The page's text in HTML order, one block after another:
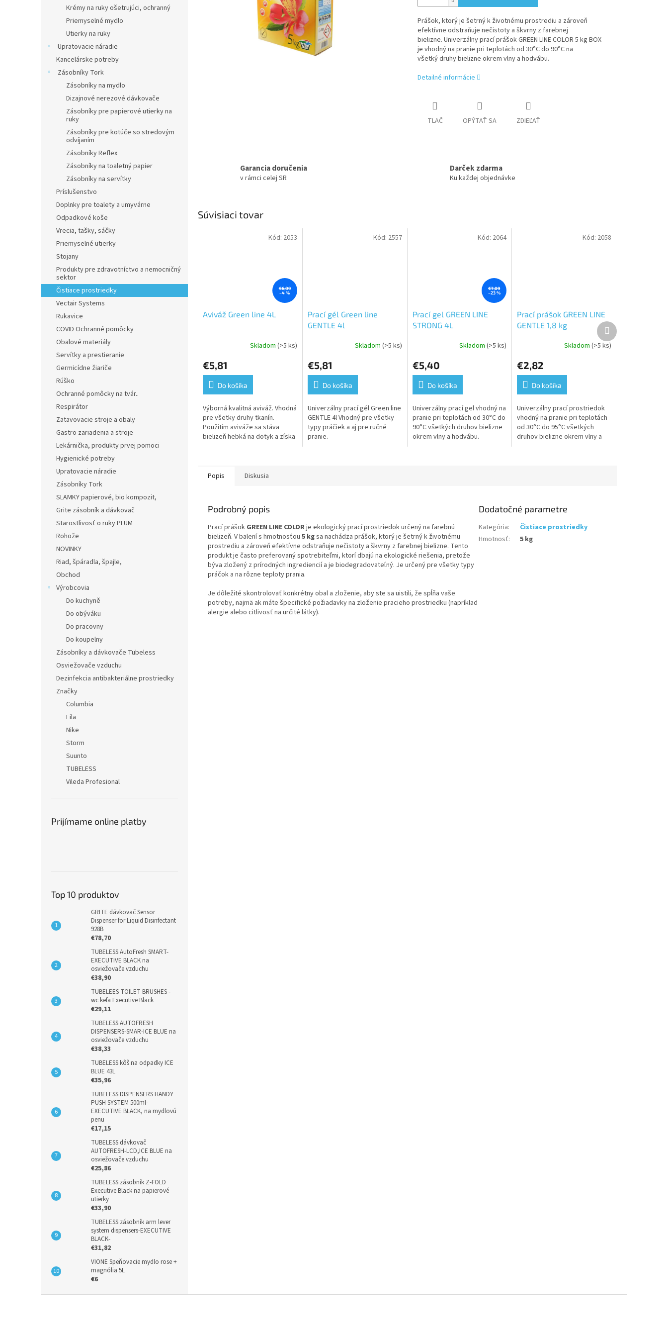
Krémy na ruky ošetrujúci, ochranný
Priemyselné mydlo
Utierky na ruky
Upratovacie náradie
Kancelárske potreby
Zásobníky Tork
Zásobníky na mydlo
Dizajnové nerezové dávkovače
Zásobníky pre papierové utierky na
ruky
Zásobníky pre kotúče so stredovým
odvíjaním
Zásobníky Reflex
Zásobníky na toaletný papier
Zásobníky na servítky
Príslušenstvo
Doplnky pre toalety a umyvárne
Odpadkové koše
Vrecia, tašky, sáčky
Priemyselné utierky
Stojany
Produkty pre zdravotníctvo a nemocničný
sektor
Čistiace prostriedky
Vectair Systems
Rukavice
COVID Ochranné pomôcky
Obalové materiály
Servítky a prestieranie
Germicídne žiariče
Rúško
Ochranné pomôcky na tvár..
Respirátor
Zatavovacie stroje a obaly
Gastro zariadenia a stroje
Lekárnička, produkty prvej pomoci
Hygienické potreby
Upratovacie náradie
Zásobníky Tork
SLAMKY papierové, bio kompozit,
Grite zásobník a dávkovač
Starostlivosť o ruky PLUM
Rohože
NOVINKY
Riad, špáradla, špajle,
Obchod
Výrobcovia
Do kuchyně
Do obýváku
Do pracovny
Do koupelny
Zásobníky a dávkovače Tubeless
Osviežovače vzduchu
Dezinfekcia antibakteriálne prostriedky
Značky
Columbia
Fila
Nike
Storm
Suunto
TUBELESS
Vileda Profesional
Prijímame online platby
Top 10 produktov
GRITE dávkovač Sensor
Dispenser for Liquid Disinfectant
928B
€78,70
TUBELESS AutoFresh SMART-
EXECUTIVE BLACK na
osviežovače vzduchu
€38,90
TUBELEES TOILET BRUSHES -
wc kefa Executive Black
€29,11
TUBELESS AUTOFRESH
DISPENSERS-SMAR-ICE BLUE na
osviežovače vzduchu
€38,33
TUBELESS kôš na odpadky ICE
BLUE 43L
€35,96
TUBELESS DISPENSERS HANDY
PUSH SYSTEM 500ml-
EXECUTIVE BLACK, na mydlovú
penu
€17,15
TUBELESS dávkovač
AUTOFRESH-LCD,ICE BLUE na
osviežovače vzduchu
€25,86
TUBELESS zásobník Z-FOLD
Executive Black na papierové
utierky
€33,90
TUBELESS zásobník arm lever
system dispensers-EXECUTIVE
BLACK-
€31,82
VIONE Speňovacie mydlo rose +
magnólia 5L
€6
Prášok, ktorý je šetrný k životnému prostrediu a zároveň
efektívne odstraňuje nečistoty a škvrny z farebnej
bielizne. Univerzálny prací prášok GREEN LINE COLOR 5 kg BOX
je vhodný na pranie pri teplotách od 30°C do 90°C na
všetký druhy bielizne okrem vlny a hodvábu.
Detailné informácie
TLAČ OPÝTAŤ SA ZDIEĽAŤ
Garancia doručenia
v rámci celej SR
Darček zdarma
Ku každej objednávke
Súvisiaci tovar
€6,09
–4 %
Aviváž Green line 4L
produktu
je
5,0
z
5
hviezdičiek.
Skladom (>5 ks)
€5,81
Do košíka
Výborná kvalitná aviváž. Vhodná
pre všetky druhy tkanín.
Použitím aviváže sa stáva
bielizeň hebká na dotyk a získa
Kód: 2053
Prací gél Green line
GENTLE 4l
Skladom (>5 ks)
€5,81
Do košíka
Univerzálny prací gél Green line
GENTLE 4l Vhodný pre všetky
typy práčiek a aj pre ručné
pranie.
Kód: 2557
€7,09
–23 %
Prací gel GREEN LINE
STRONG 4L
Skladom(>5 ks)
€5,40
Do košíka
Univerzálny prací gel vhodný na
pranie pri teplotách od 30°C do
90°C všetkých druhov bielizne
okrem vlny a hodvábu.
Kód: 2064
Prací prášok GREEN LINE
GENTLE 1,8 kg
Skladom (>5 ks)
€2,82
Do košíka
Univerzálny prací prostriedok
vhodný na pranie pri teplotách
od 30°C do 95°C všetkých
druhov bielizne okrem vlny a
Kód: 2058
Ďalší
produkt
Popis Diskusia
Podrobný popis
Prací prášok GREEN LINE COLORje ekologický prací prostriedok určený na farebnú
bielizeň. V balení s hmotnosťou 5 kgsa nachádza prášok, ktorý je šetrný k životnému
prostrediu a zároveň efektívne odstraňuje nečistoty a škvrny z farebnej bielizne. Tento
produkt je často preferovaný spotrebiteľmi, ktorí dbajú na ekologické riešenia, pretože
býva zložený z prírodných ingrediencií a je biodegradovateľný. Je určený pre všetky typy
práčok a na rôzne teploty prania.
Je dôležité skontrolovať konkrétny obal a zloženie, aby ste sa uistili, že spĺňa vaše
potreby, najmä ak máte špecifické požiadavky na zloženie pracieho prostriedku (napríklad
alergie alebo citlivosť na určité látky).
Dodatočné parametre
Kategória:
Čistiace prostriedky
Hmotnosť: 5 kg